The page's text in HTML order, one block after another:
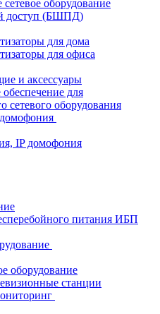
оборудование
доступ (БШПД)
для дома
для офиса
и аксессуары
для
сетевого оборудования
IP домофония
питания ИБП
оборудование
станции